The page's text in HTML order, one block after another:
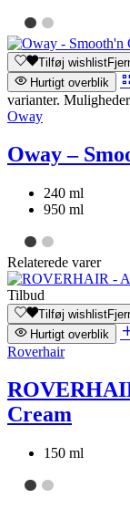
Tilføj wishlist
Hurtigt overblik
varianter.
Oway
Oway –
240 ml
950 ml
Relaterede varer
Tilbud
Tilføj wishlist
Hurtigt overblik
Roverhair
Cream
150 ml